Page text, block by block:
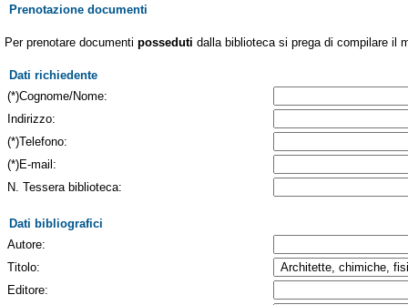
Prenotazione documenti
Per prenotare documenti posseduti dalla biblioteca si prega di compilare il
Dati richiedente
(*)Cognome/Nome:
Indirizzo:
(*)Telefono:
(*)E-mail:
N. Tessera biblioteca:
Dati bibliografici
Autore:
Titolo:
Editore: